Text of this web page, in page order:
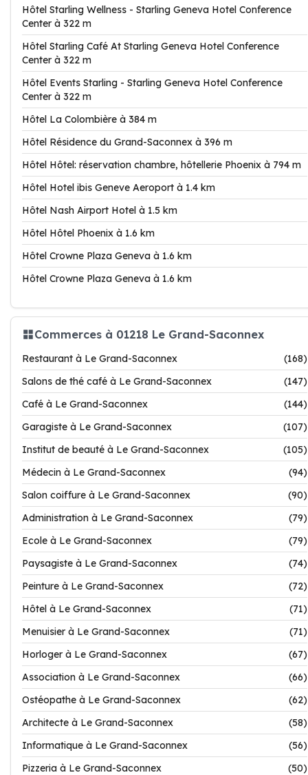
Hôtel Starling Wellness - Starling Geneva Hotel Conference
Center à 322 m
Hôtel Starling Café At Starling Geneva Hotel Conference
Center à 322 m
Hôtel Events Starling - Starling Geneva Hotel Conference
Center à 322 m
Hôtel La Colombière à 384 m
Hôtel Résidence du Grand-Saconnex à 396 m
Hôtel Hôtel: réservation chambre, hôtellerie Phoenix à 794 m
Hôtel Hotel ibis Geneve Aeroport à 1.4 km
Hôtel Nash Airport Hotel à 1.5 km
Hôtel Hôtel Phoenix à 1.6 km
Hôtel Crowne Plaza Geneva à 1.6 km
Hôtel Crowne Plaza Geneva à 1.6 km
Commerces à 01218 Le Grand-Saconnex
Restaurant à Le Grand-Saconnex
(168)
Salons de thé café à Le Grand-Saconnex
(147)
Café à Le Grand-Saconnex
(144)
Garagiste à Le Grand-Saconnex
(107)
Institut de beauté à Le Grand-Saconnex
(105)
Médecin à Le Grand-Saconnex
(94)
Salon coiffure à Le Grand-Saconnex
(90)
Administration à Le Grand-Saconnex
(79)
Ecole à Le Grand-Saconnex
(79)
Paysagiste à Le Grand-Saconnex
(74)
Peinture à Le Grand-Saconnex
(72)
Hôtel à Le Grand-Saconnex
(71)
Menuisier à Le Grand-Saconnex
(71)
Horloger à Le Grand-Saconnex
(67)
Association à Le Grand-Saconnex
(66)
Ostéopathe à Le Grand-Saconnex
(62)
Architecte à Le Grand-Saconnex
(58)
Informatique à Le Grand-Saconnex
(56)
Pizzeria à Le Grand-Saconnex
(50)